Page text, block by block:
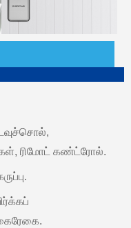
ரிமோட் கண்ட்ரோல்.